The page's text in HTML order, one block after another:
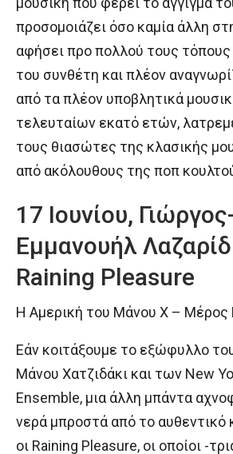
προσομοιάζει όσο καμία άλλη
αφήσει προ πολλού τους
του συνθέτη και πλέον
από τα πλέον υποβλητικά
τελευταίων εκατό ετών,
τους θιασώτες της κλασικής
από ακόλουθους της ποπ
17 Ιουνίου,
Εμμανουήλ
Raining Pleasure
Η Αμερική του Μάνου Χ – Μέρος
Εάν κοιτάξουμε το εξώφυλλο
Μάνου Χατζιδάκι και των New
Ensemble, μια άλλη μπάντα
νερά μπροστά από το αυθεντικό
οι Raining Pleasure, οι οποίοι -